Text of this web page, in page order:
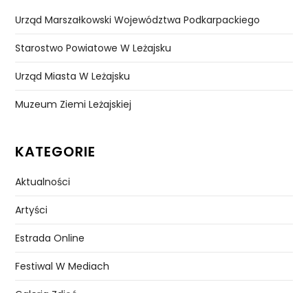
Urząd Marszałkowski Województwa Podkarpackiego
Starostwo Powiatowe W Leżajsku
Urząd Miasta W Leżajsku
Muzeum Ziemi Leżajskiej
KATEGORIE
Aktualności
Artyści
Estrada Online
Festiwal W Mediach